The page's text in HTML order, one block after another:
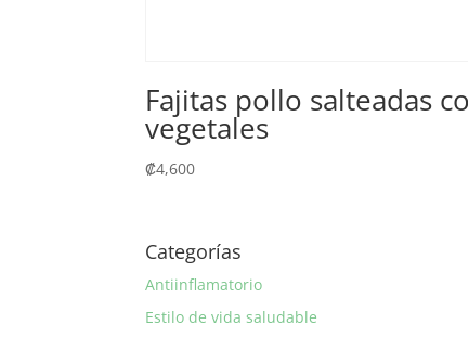
Fajitas pollo salteadas
vegetales
₡4,600
Categorías
Antiinflamatorio
Estilo de vida saludable